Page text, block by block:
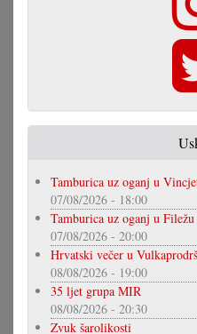
Tamburica uz oganj u
07/08/2026 - 18:00
Tamburica uz oganj u Filežu
07/08/2026 - 20:00
Hrvatski večer u
08/08/2026 - 19:00
35 ljet grupa MIR
08/08/2026 - 20:30
Zvuk šarolikosti